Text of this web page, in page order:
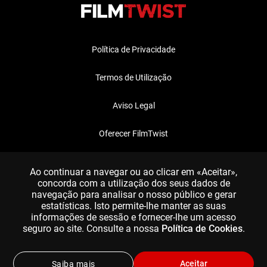
Política de Privacidade
Termos de Utilização
Aviso Legal
Oferecer FilmTwist
Ao continuar a navegar ou ao clicar em «Aceitar»,
concorda com a utilização dos seus dados de
navegação para analisar o nosso público e gerar
estatísticas. Isto permite-lhe manter as suas
informações de sessão e fornecer-lhe um acesso
seguro ao site. Consulte a nossa Política de Cookies.
Aceitar
Saiba mais